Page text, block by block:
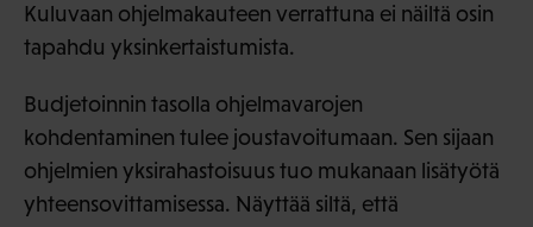
Kuluvaan ohjelmakauteen verrattuna ei näiltä osin
tapahdu yksinkertaistumista.
Budjetoinnin tasolla ohjelmavarojen
kohdentaminen tulee joustavoitumaan. Sen sijaan
ohjelmien yksirahastoisuus tuo mukanaan lisätyötä
yhteensovittamisessa. Näyttää siltä, että